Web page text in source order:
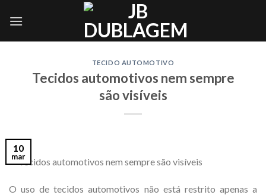
TECIDO AUTOMOTIVO
Tecidos automotivos nem sempre
são visíveis
10
mar
O uso de tecidos automotivos não está restrito apenas a